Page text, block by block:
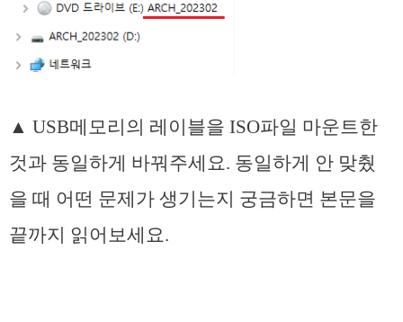
▲ USB메모리의 레이블을 ISO파일 마운트한
것과 동일하게 바꿔주세요. 동일하게 안 맞췄
을 때 어떤 문제가 생기는지 궁금하면 본문을
끝까지 읽어보세요.